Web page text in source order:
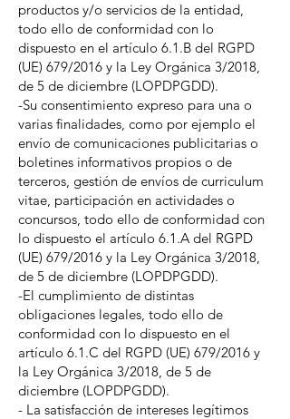
productos y/o servicios de la entidad,
todo ello de conformidad con lo
dispuesto en el artículo 6.1.B del RGPD
(UE) 679/2016 y la Ley Orgánica 3/2018,
de 5 de diciembre (LOPDPGDD).
-Su consentimiento expreso para una o
varias finalidades, como por ejemplo el
envío de comunicaciones publicitarias o
boletines informativos propios o de
terceros, gestión de envíos de curriculum
vitae, participación en actividades o
concursos, todo ello de conformidad con
lo dispuesto el artículo 6.1.A del RGPD
(UE) 679/2016 y la Ley Orgánica 3/2018,
de 5 de diciembre (LOPDPGDD).
-El cumplimiento de distintas
obligaciones legales, todo ello de
conformidad con lo dispuesto en el
artículo 6.1.C del RGPD (UE) 679/2016 y
la Ley Orgánica 3/2018, de 5 de
diciembre (LOPDPGDD).
- La satisfacción de intereses legítimos